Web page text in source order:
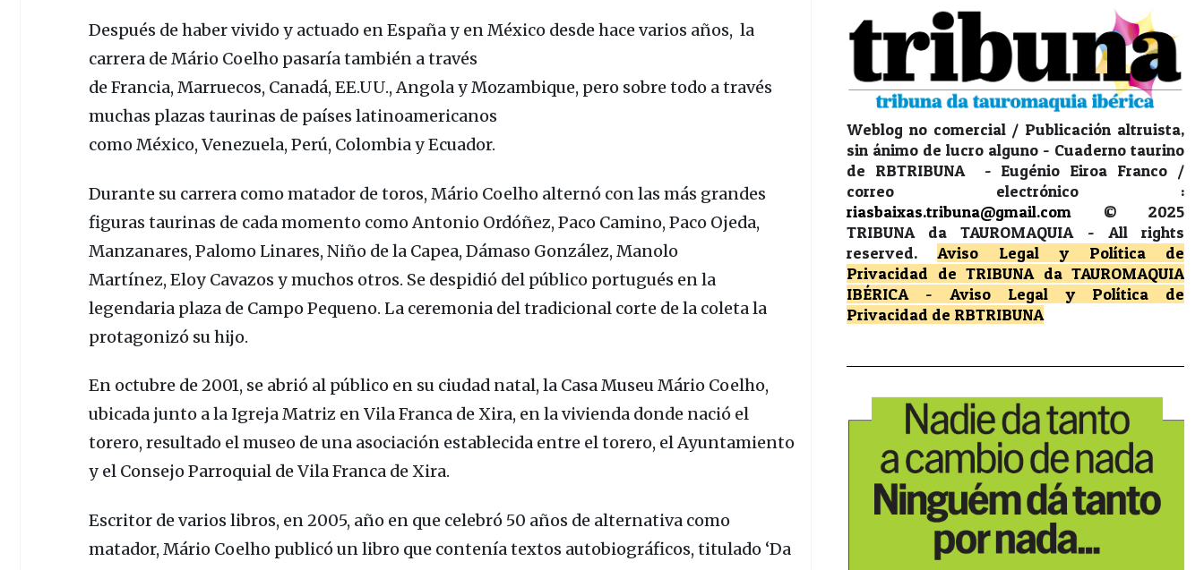
Después de haber vivido y actuado enEspañay enMéxico desde hace varios años, la
carrera deMário Coelho pasaría también a través
deFrancia, Marruecos, Canadá, EE.UU., Angola yMozambique, pero sobre todo a través
muchas plazas taurinas de países latinoamericanos
comoMéxico, Venezuela, Perú, ColombiayEcuador.
Durante su carrera como matador de toros,Mário Coelho alternó con las más grandes
figuras taurinas de cada momento como Antonio Ordóñez, Paco Camino, Paco Ojeda,
Manzanares, Palomo Linares, Niño de la Capea, Dámaso González, Manolo
Martínez,Eloy Cavazosy muchos otros. Se despidió del público portugués en la
legendaria plaza de Campo Pequeno. La ceremonia del tradicional corte de la coleta la
protagonizó su hijo.
En octubre de 2001, se abrió al público en su ciudad natal, la Casa Museu Mário Coelho,
ubicada junto a la Igreja Matriz en Vila Franca de Xira, en la vivienda donde nació el
torero, resultado el museo de una asociación establecida entre el torero, el Ayuntamiento
y el Consejo Parroquial deVila Franca de Xira.
Escritor de varios libros, en 2005, año en que celebró 50 años de alternativa como
matador,Mário Coelho publicó un libro que contenía textos autobiográficos, titulado ‘Da
Weblog no comercial / Publicación altruista,
sin ánimo de lucro alguno - Cuaderno taurino
de RBTRIBUNA - Eugénio Eiroa Franco /
correo electrónico :
riasbaixas.tribuna@gmail.com
© 2025
TRIBUNA da TAUROMAQUIA - All rights
reserved.Aviso Legal y Política de
Privacidad
de TRIBUNA da TAUROMAQUIA
IBÉRICA- Aviso Legal y Política de
Privacidad de RBTRIBUNA